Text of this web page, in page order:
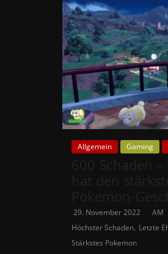
Allgemein Gaming
29. November 2022 AM
Höchster Schaden, Letzte
Stärkstes Pokemon